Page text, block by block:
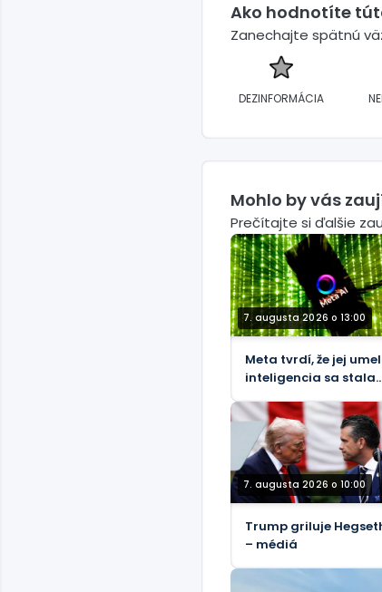
Ako hodnotíte
Zanechajte spätnú
DEZINFORMÁCIA
Mohlo by vás
Prečítajte si ďalšie
7. augusta 2026 o 13:00
Meta tvrdí, že jej
inteligencia sa stala
7. augusta 2026 o 10:00
Trump griluje
– médiá